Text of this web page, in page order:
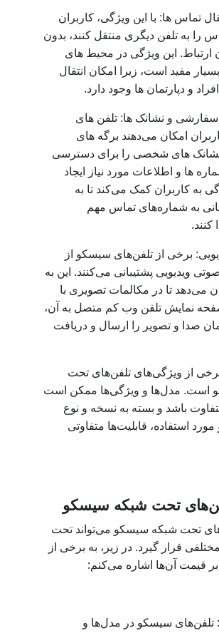
تماس ‌ها: با این ویژگی، کاربران
را به تلفن دیگری منتقل کنند، بدون
ارتباط. این ویژگی در محیط‌ های
مفید است، زیرا امکان انتقال
و دپارتمان‌ ها وجود دارد.
و نشانک ‌ها: تلفن ‌های
امکان می‌دهند برگه‌ های
های شخصی را برای دسترسی
ها و اطلاعات مورد نیاز ایجاد
به کاربران کمک می‌کند تا به
به شماره‌های تماس مهم
کنند.
برخی از تلفن‌های سیسکو از
ویدیویی پشتیبانی می‌کنند. این به
می‌دهد تا در مکالمات تصویری با
صفحه نمایش تلفن وب کم متصل به آن،
صدا و تصویر را ارسال و دریافت
از ویژگی‌های تلفن‌های تحت
است. مدل‌ها و ویژگی‌ها ممکن است
باشد و بسته به نسخه و نوع
استفاده، قابلیت‌ها متفاوتی
تحت شبکه سیسکو
تحت شبکه سیسکو می‌تواند تحت
قرار گیرد. در زیر، به برخی از
قیمت آن‌ها اشاره می‌کنم:
تلفن‌های سیسکو در مدل‌ها و